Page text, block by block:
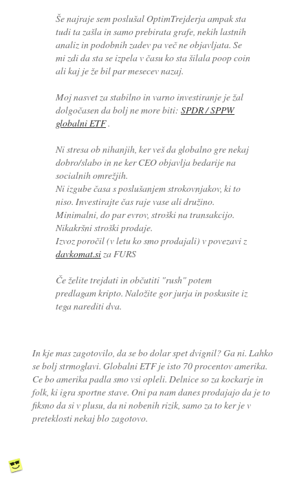
Še najraje sem poslušal OptimTrejderja ampak sta
tudi ta zašla in samo prebirata grafe, nekih lastnih
analiz in podobnih zadev pa več ne objavljata. Se
mi zdi da sta se izpela v času ko sta šilala poop coin
ali kaj je že bil par mesecev nazaj.
Moj nasvet za stabilno in varno investiranje je žal
dolgočasen da bolj ne more biti:SPDR / SPPW
globalni ETF.
Ni stresa ob nihanjih, ker veš da globalno gre nekaj
dobro/slabo in ne ker CEO objavlja bedarije na
socialnih omrežjih.
Ni izgube časa s poslušanjem strokovnjakov, ki to
niso. Investirajte čas raje vase ali družino.
Minimalni, do par evrov, stroški na transakcijo.
Nikakršni stroški prodaje.
Izvoz poročil (v letu ko smo prodajali) v povezavi z
davkomat.si za FURS
Če želite trejdati in občutiti "rush" potem
predlagam kripto. Naložite gor jurja in poskusite iz
tega narediti dva.
In kje mas zagotovilo, da se bo dolar spet dvignil? Ga ni. Lahko
se bolj strmoglavi. Globalni ETF je isto 70 procentov amerika.
Ce bo amerika padla smo vsi opleli. Delnice so za kockarje in
folk, ki igra sportne stave. Oni pa nam danes prodajajo da je to
fiksno da si v plusu, da ni nobenih rizik, samo za to ker je v
preteklosti nekaj blo zagotovo.